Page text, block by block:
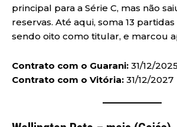
principal para a Série C, mas não
reservas. Até aqui, soma 13
sendo oito como titular, e marcou
Contrato com o Guarani: 31/12/2025
Contrato com o Vitória: 31/12/2027